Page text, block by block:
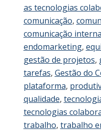
as tecnologias
comunicação,
comunicação interna
endomarketing,
gestão de projetos,
tarefas, Gestão do
plataforma,
qualidade,
tecnologias
trabalho, trabalho